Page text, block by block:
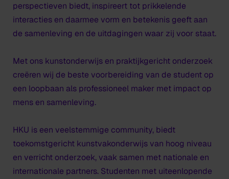
perspectieven biedt, inspireert tot prikkelende
interacties en daarmee vorm en betekenis geeft aan
de samenleving en de uitdagingen waar zij voor staat.
Met ons kunstonderwijs en praktijkgericht onderzoek
creëren wij de beste voorbereiding van de student op
een loopbaan als professioneel maker met impact op
mens en samenleving.
HKU is een veelstemmige community, biedt
toekomstgericht kunstvakonderwijs van hoog niveau
en verricht onderzoek, vaak samen met nationale en
internationale partners. Studenten met uiteenlopende